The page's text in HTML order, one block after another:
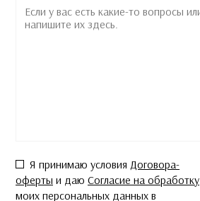
Согласие*
Я принимаю условия Договора-
оферты и даю Согласие на обработку
моих персональных данных в